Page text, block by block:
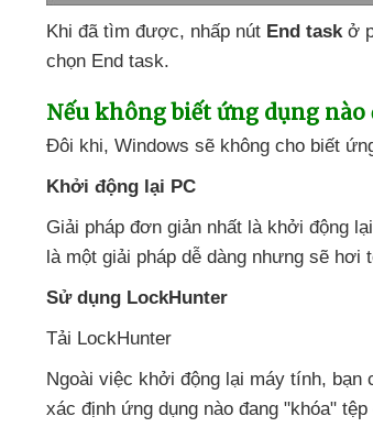
Khi đã tìm được, nhấp nút End taskở
chọn End task.
Nếu không biết ứng dụng nào
Đôi khi, Windows sẽ không cho biết
Khởi động lại PC
Giải pháp đơn giản nhất là khởi động
là một giải pháp dễ dàng nhưng sẽ hơi
Sử dụng LockHunter
Tải LockHunter
Ngoài việc khởi động lại máy tính, bạn
xác định ứng dụng nào đang "khóa" tệp